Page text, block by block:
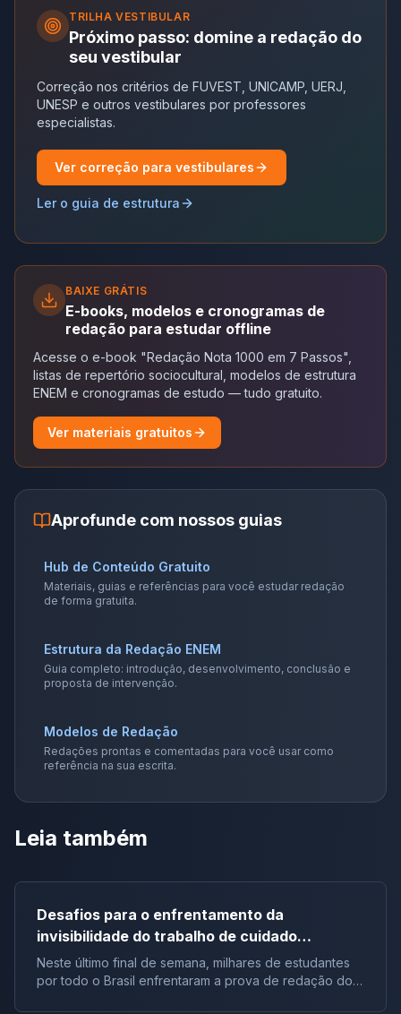
TRILHAVESTIBULAR
Próximo passo: domine a redação do
seu vestibular
Correção nos critérios de FUVEST, UNICAMP, UERJ,
UNESP e outros vestibulares por professores
especialistas.
Ver correção para vestibulares
Ler o guia de estrutura
BAIXE GRÁTIS
E-books, modelos e cronogramas de
redação para estudar offline
Acesse o e-book "Redação Nota 1000 em 7 Passos",
listas de repertório sociocultural, modelos de estrutura
ENEM e cronogramas de estudo — tudo gratuito.
Ver materiais gratuitos
Aprofunde com nossos guias
Hub de Conteúdo Gratuito
Materiais, guias e referências para você estudar redação
de forma gratuita.
Estrutura da Redação ENEM
Guia completo: introdução, desenvolvimento, conclusão e
proposta de intervenção.
Modelos de Redação
Redações prontas e comentadas para você usar como
referência na sua escrita.
Leia também
Desafios para o enfrentamento da
invisibilidade do trabalho de cuidado
realizado pela mulher no Brasil | Tema de
redação do Enem 2023
Neste último final de semana, milhares de estudantes
por todo o Brasil enfrentaram a prova de redação do